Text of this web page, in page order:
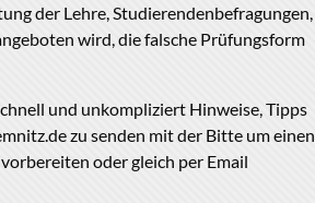
der Lehre, Studierendenbefragungen,
wird, die falsche Prüfungsform
und unkompliziert Hinweise, Tipps
zu senden mit der Bitte um einen
oder gleich per Email